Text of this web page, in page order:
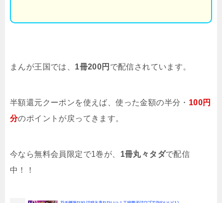
まんが王国では、 1冊200円 で配信されています。
半額還元クーポンを使えば、使った金額の半分・ 100円
分のポイントが戻ってきます。
今なら無料会員限定で1巻が、 1冊丸々タダで配信
中！！